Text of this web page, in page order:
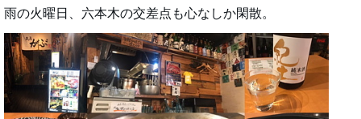
雨の火曜日、六本木の交差点も心なしか閑散。